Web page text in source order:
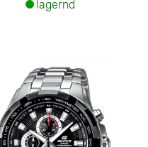
lagernd